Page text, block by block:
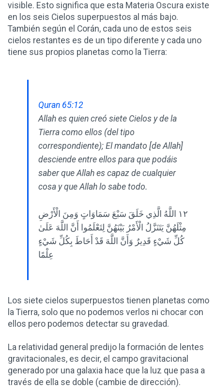
visible. Esto significa que esta Materia Oscura existe
en los seis Cielos superpuestos al más bajo.
También según el Corán, cada uno de estos seis
cielos restantes es de un tipo diferente y cada uno
tiene sus propios planetas como la Tierra:
Quran 65:12
Allah es quien creó siete Cielos y de la
Tierra como ellos (del tipo
correspondiente); El mandato [de Allah]
desciende entre ellos para que podáis
saber que Allah es capaz de cualquier
cosa y que Allah lo sabe todo.
١٢ اللَّهُ الَّذِي خَلَقَ سَبْعَ سَمَاوَاتٍ وَمِنَ الْأَرْضِ
مِثْلَهُنَّ يَتَنَزَّلُ الْأَمْرُ بَيْنَهُنَّ لِتَعْلَمُوا أَنَّ اللَّهَ عَلَىٰ
كُلِّ شَيْءٍ قَدِيرٌ وَأَنَّ اللَّهَ قَدْ أَحَاطَ بِكُلِّ شَيْءٍ
عِلْمًا
Los siete cielos superpuestos tienen planetas como
la Tierra, solo que no podemos verlos ni chocar con
ellos pero podemos detectar su gravedad.
La relatividad general predijo la formación de lentes
gravitacionales, es decir, el campo gravitacional
generado por una galaxia hace que la luz que pasa a
través de ella se doble (cambie de dirección).